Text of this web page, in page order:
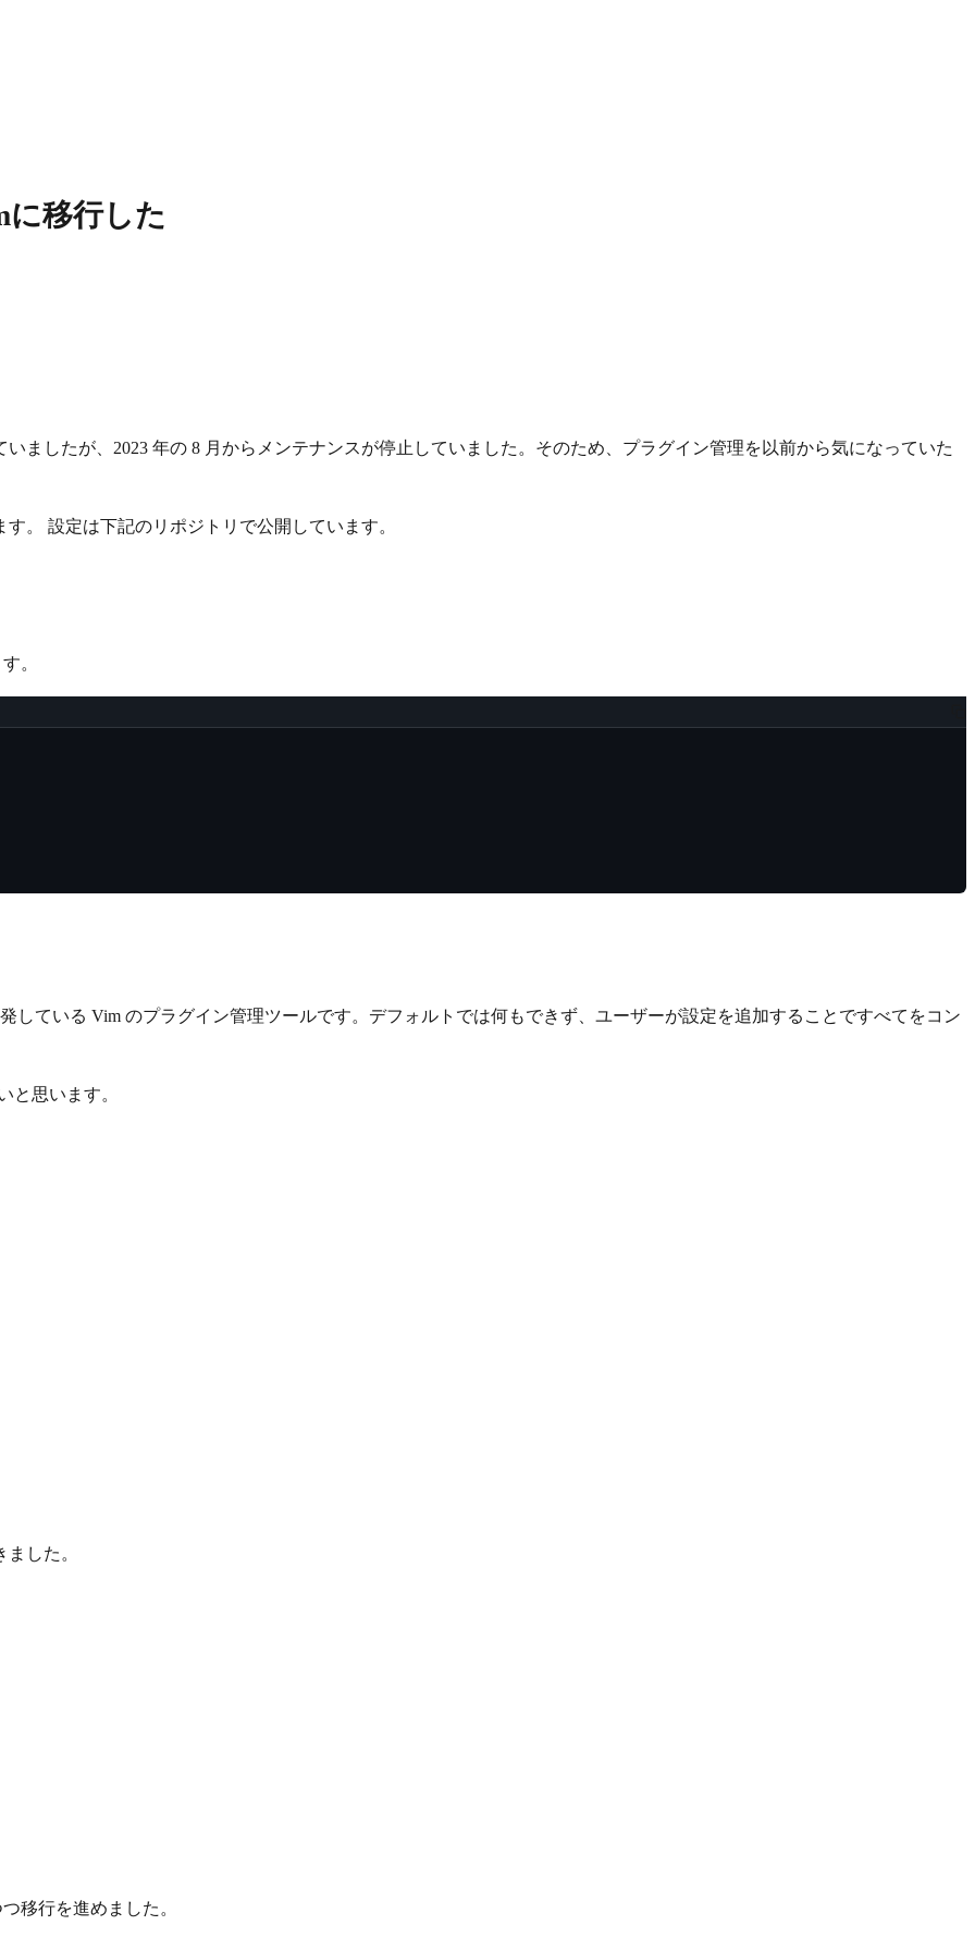
に移行した
ましたが、2023 年の 8 月からメンテナンスが停止していました。そのため、プラグイン管理を以前から気になっていた
。 設定は下記のリポジトリで公開しています。
。
している Vim のプラグイン管理ツールです。デフォルトでは何もできず、ユーザーが設定を追加することですべてをコン
と思います。
した。
移行を進めました。